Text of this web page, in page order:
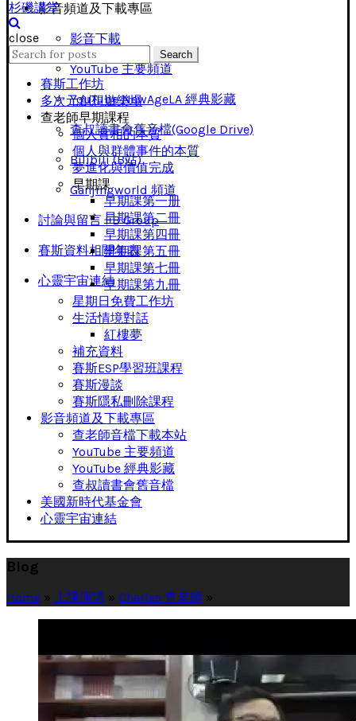
影音頻道及下載專區
影音下載
YouTube 主要頻道
YouTube NewAgeLA 經典影藏
查叔讀書會舊音檔(Google Drive)
Bilibili (B站)
Ganjingworld 頻道
討論與留言 FB Group
賽斯資料相關年表
心靈宇宙連結
close
Search
for:
Search
賽斯工作坊
多次元創想遊樂場
查老師早期課程
個人實相的本質
個人與群體事件的本質
夢進化與價值完成
早期課
早期課第一册
早期課第二冊
早期課第四冊
早期課第五冊
早期課第七冊
早期課第九冊
星期日免費工作坊
生活情境對話
紅樓夢
補充資料
賽斯ESP學習班課程
賽斯漫談
賽斯隱私刪除課程
影音頻道及下載專區
查老師音檔下載本站
YouTube 主要頻道
YouTube 經典影藏
查叔讀書會舊音檔
美國新時代基金會
心靈宇宙連結
Blog
Home » 上課演講 » Charles 查老師 »